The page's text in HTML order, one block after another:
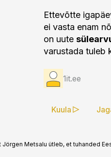
Ettevõtte
ei vasta enam
on uute
varustada tuleb
1it.ee
Kuula
Jörgen Metsalu ütleb, et tuhanded